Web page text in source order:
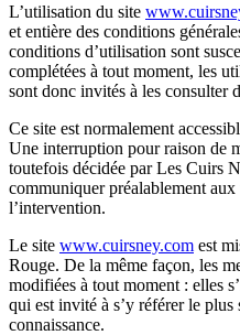
L’utilisation du site
et entière des conditions
conditions d’utilisation sont
complétées à tout moment, les
sont donc invités à les consulter
Ce site est normalement
Une interruption pour raison de
toutefois décidée par Les Cuirs
communiquer préalablement aux
l’intervention.
Le site www.cuirsney.com est
Rouge. De la même façon, les
modifiées à tout moment : elles
qui est invité à s’y référer le
connaissance.